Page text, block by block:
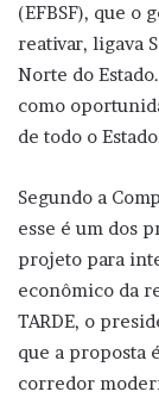
(EFBSF), que o
reativar, ligava
Norte do
como
de todo o
Segundo a
esse é um dos
projeto para
econômico da
TARDE, o
que a proposta
corredor